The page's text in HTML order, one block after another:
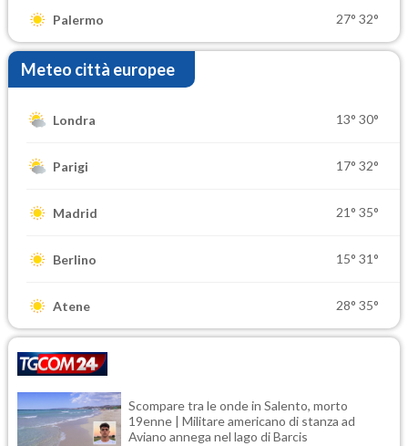
Palermo 27° 32°
Meteo città europee
Londra 13° 30°
Parigi 17° 32°
Madrid 21° 35°
Berlino 15° 31°
Atene 28° 35°
Scompare tra le onde in Salento, morto
19enne | Militare americano di stanza ad
Aviano annega nel lago di Barcis